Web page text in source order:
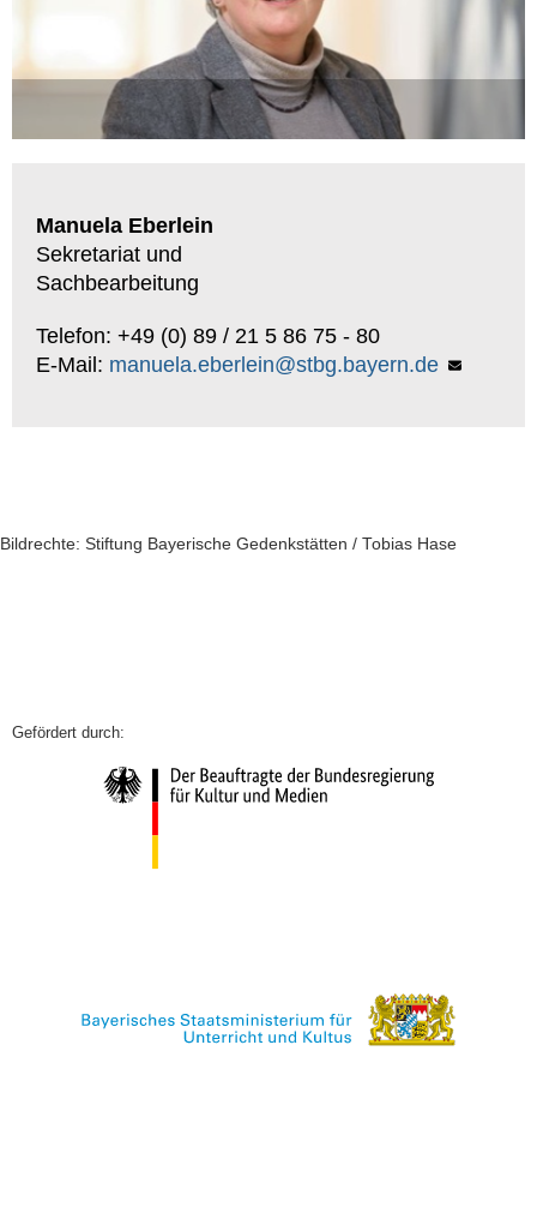
Manuela Eberlein
Sekretariat und
Sachbearbeitung
Telefon: +49 (0) 89 / 21 5 86 75 - 80
E-Mail: manuela.eberlein@stbg.bayern.de
Bildrechte: Stiftung Bayerische Gedenkstätten / Tobias Hase